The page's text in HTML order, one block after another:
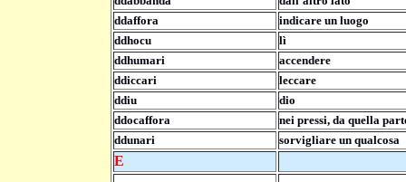
ddaffora
indicare un luogo
ddhocu
lì
ddhumari
accendere
ddiccari
leccare
ddiu
dio
ddocaffora
nei pressi, da quella
ddunari
sorvigliare un qualcosa
E